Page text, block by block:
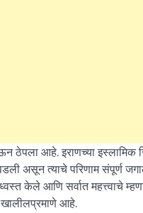
आहे. इराणच्या इस्लामिक
असून त्याचे परिणाम संपूर्ण
केले आणि सर्वात महत्त्वाचे
खालीलप्रमाणे आहे.